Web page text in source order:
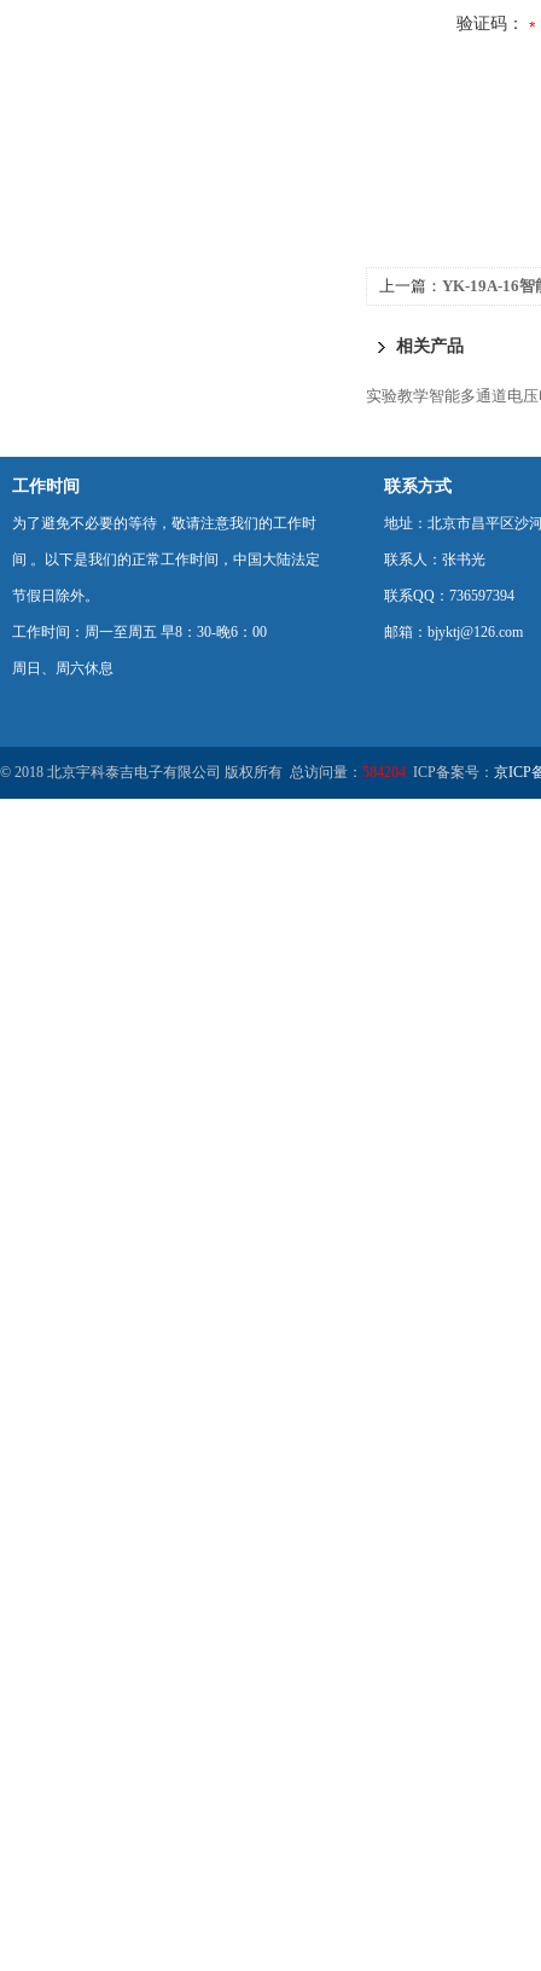
验证码：
上一篇： YK-19A-16智
相关产品
实验教学智能多通道电
工作时间
为了避免不必要的等待，敬请注意我们的工作时
间 。以下是我们的正常工作时间，中国大陆法定
节假日除外。
工作时间：周一至周五 早8：30-晚6：00
周日、周六休息
联系方式
地址：北京市昌平区沙
联系人：张书光
联系QQ：736597394
邮箱：bjyktj@126.com
© 2018 北京宇科泰吉电子有限公司 版权所有 总访问量： 584204 ICP备案号： 京ICP